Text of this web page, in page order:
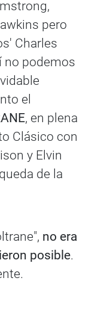
pero
Charles
no podemos
el
, en plena
Clásico con
y Elvin
de la
no era
posible.